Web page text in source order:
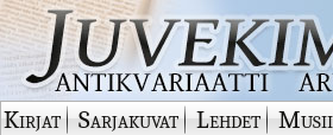
Kirjat Sarjakuvat Lehdet